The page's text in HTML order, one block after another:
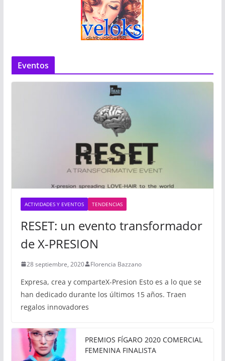
Eventos
ACTIVIDADES Y EVENTOS TENDENCIAS
RESET: un evento transformador
de X-PRESION
28 septiembre, 2020 Florencia Bazzano
Expresa, crea y comparteX-Presion Esto es a lo que se
han dedicado durante los últimos 15 años. Traen
regalos innovadores
PREMIOS FÍGARO 2020 COMERCIAL
FEMENINA FINALISTA